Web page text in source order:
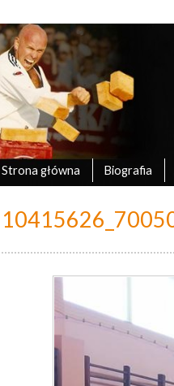
Marek
oficjalna strona UKS Grom Leszno
Strona główna Biografia